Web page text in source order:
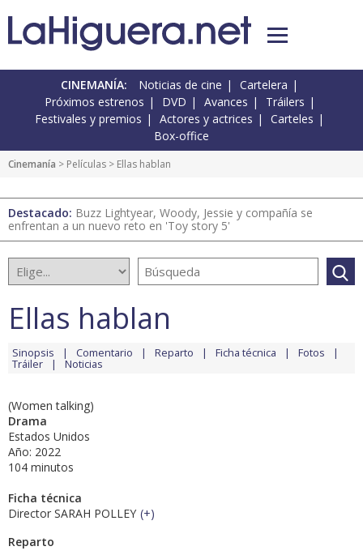
CINEMANÍA: Noticias de cine
Cartelera
Próximos estrenos
DVD Avances
Tráilers
Festivales y premios
Actores y actrices
Carteles
Box-office
Cinemanía > Películas > Ellas hablan
Destacado: Buzz Lightyear, Woody, Jessie y compañía se
enfrentan a un nuevo reto en 'Toy story 5'
Ellas hablan
Sinopsis Comentario Reparto Ficha técnica Fotos
Tráiler Noticias
(Women talking)
Drama
Estados Unidos
Año: 2022
104 minutos
Ficha técnica
Director SARAH POLLEY (+)
Reparto